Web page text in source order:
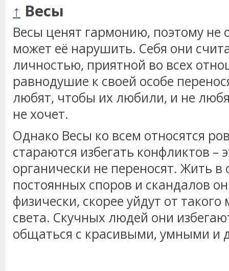
↑ Весы
Весы ценят гармонию, поэтому не
может её нарушить. Себя они
личностью, приятной во всех
равнодушие к своей особе
любят, чтобы их любили, и не
не хочет.
Однако Весы ко всем относятся
стараются избегать конфликтов –
органически не переносят. Жить в
постоянных споров и скандалов
физически, скорее уйдут от
света. Скучных людей они
общаться с красивыми, умными